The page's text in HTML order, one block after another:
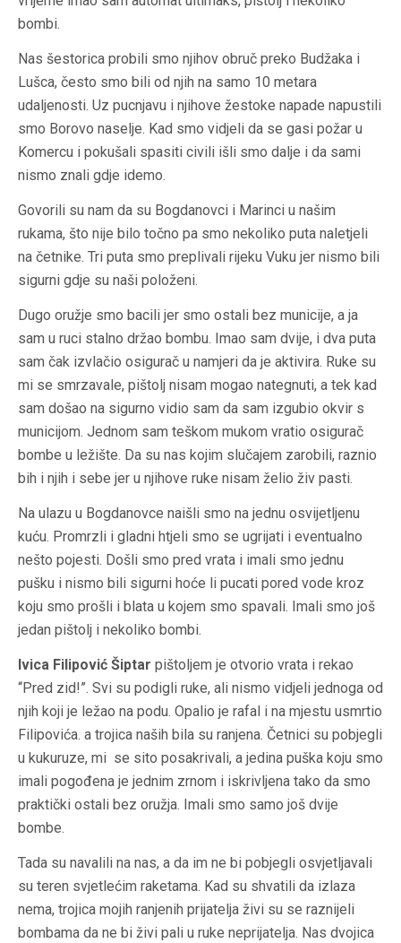
bombi.
Nas šestorica probili smo njihov obruč preko Budžaka i
Lušca, često smo bili od njih na samo 10 metara
udaljenosti. Uz pucnjavu i njihove žestoke napade napustili
smo Borovo naselje. Kad smo vidjeli da se gasi požar u
Komercu i pokušali spasiti civili išli smo dalje i da sami
nismo znali gdje idemo.
Govorili su nam da su Bogdanovci i Marinci u našim
rukama, što nije bilo točno pa smo nekoliko puta naletjeli
na četnike. Tri puta smo preplivali rijeku Vuku jer nismo bili
sigurni gdje su naši položeni.
Dugo oružje smo bacili jer smo ostali bez municije, a ja
sam u ruci stalno držao bombu. Imao sam dvije, i dva puta
sam čak izvlačio osigurač u namjeri da je aktivira. Ruke su
mi se smrzavale, pištolj nisam mogao nategnuti, a tek kad
sam došao na sigurno vidio sam da sam izgubio okvir s
municijom. Jednom sam teškom mukom vratio osigurač
bombe u ležište. Da su nas kojim slučajem zarobili, raznio
bih i njih i sebe jer u njihove ruke nisam želio živ pasti.
Na ulazu u Bogdanovce naišli smo na jednu osvijetljenu
kuću. Promrzli i gladni htjeli smo se ugrijati i eventualno
nešto pojesti. Došli smo pred vrata i imali smo jednu
pušku i nismo bili sigurni hoće li pucati pored vode kroz
koju smo prošli i blata u kojem smo spavali. Imali smo još
jedan pištolj i nekoliko bombi.
Ivica Filipović Šiptar pištoljem je otvorio vrata i rekao
“Pred zid!”. Svi su podigli ruke, ali nismo vidjeli jednoga od
njih koji je ležao na podu. Opalio je rafal i na mjestu usmrtio
Filipovića. a trojica naših bila su ranjena. Četnici su pobjegli
u kukuruze, mi se sito posakrivali, a jedina puška koju smo
imali pogođena je jednim zrnom i iskrivljena tako da smo
praktički ostali bez oružja. Imali smo samo još dvije
bombe.
Tada su navalili na nas, a da im ne bi pobjegli osvjetljavali
su teren svjetlećim raketama. Kad su shvatili da izlaza
nema, trojica mojih ranjenih prijatelja živi su se raznijeli
bombama da ne bi živi pali u ruke neprijatelja. Nas dvojica